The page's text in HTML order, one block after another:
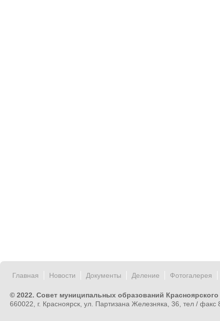
Главная Новости Документы Деление Фотогалерея
© 2022. Совет муниципальных образований Красноярского
660022, г. Красноярск, ул. Партизана Железняка, 36, тел /